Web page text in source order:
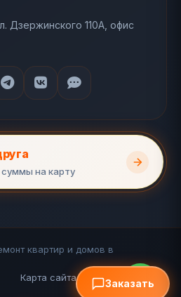
Дзержинского 110А, офис
на карту
квартир и домов в
Карта сайта (110 стр.)
FAQ
Заказать